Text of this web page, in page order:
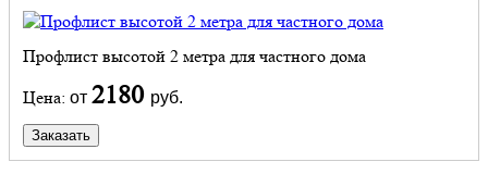
Профлист высотой 2 метра для частного дома
Цена: от 2180 руб.
Заказать